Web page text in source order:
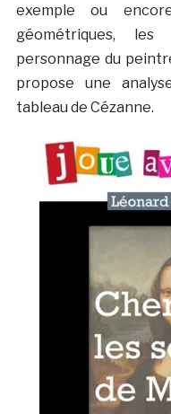
exemple ou
géométriques,
personnage du
propose une
tableau de Cézanne.